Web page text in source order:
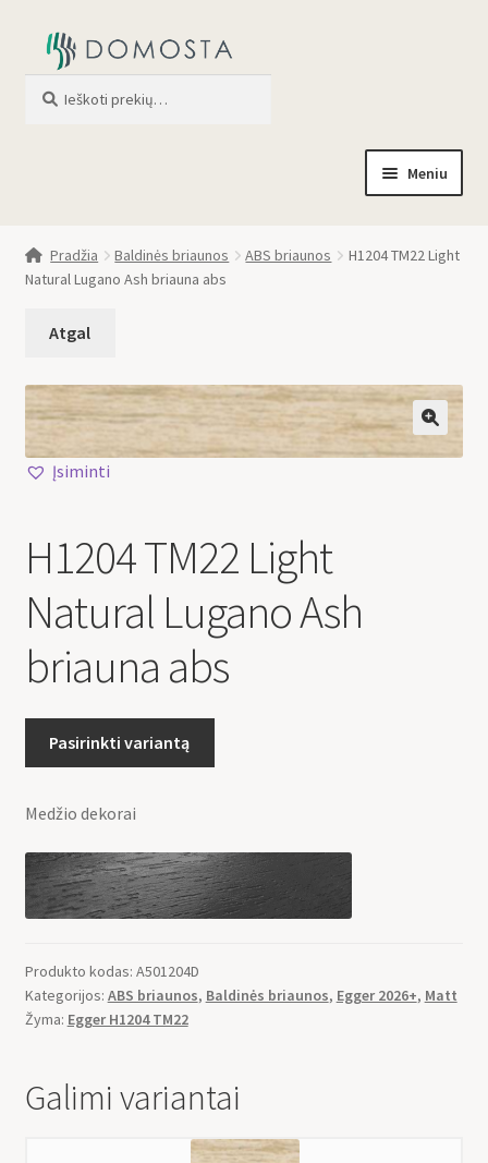
Meniu
Parduotuvė
Apie mus
Profilis
Pradžia Baldinės briaunos ABS briaunos
H1204 TM22 Light
Natural Lugano Ash briauna abs
Įsiminti
H1204 TM22 Light
Natural Lugano Ash
briauna abs
Pasirinkti variantą
Medžio dekorai
Produkto kodas: A501204D
Kategorijos: ABS briaunos, Baldinės briaunos, Egger 2026+, Matt
Žyma: Egger H1204 TM22
Galimi variantai